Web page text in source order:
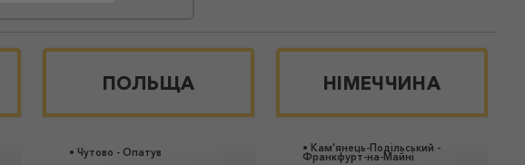
ПОЛЬЩА
• Чутово - Опатув
НІМЕЧЧИНА
• Кам'янець-Подільський -
Франкфурт-на-Майні